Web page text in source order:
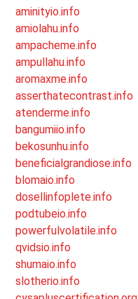
aminityio.info
amiolahu.info
ampacheme.info
ampullahu.info
aromaxme.info
asserthatecontrast.info
atenderme.info
bangumiio.info
bekosunhu.info
beneficialgrandiose.info
blomaio.info
dosellinfoplete.info
podtubeio.info
powerfulvolatile.info
qvidsio.info
shumaio.info
slotherio.info